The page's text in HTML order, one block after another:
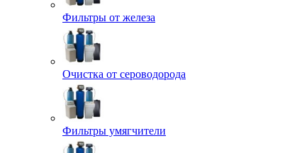
Фильтры от железа
Очистка от сероводорода
Фильтры умягчители